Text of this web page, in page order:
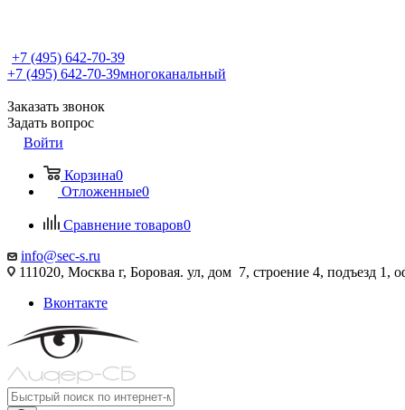
+7 (495) 642-70-39
+7 (495) 642-70-39многоканальный
Заказать звонок
Задать вопрос
Войти
Корзина0
Отложенные0
Сравнение товаров0
info@sec-s.ru
111020, Москва г, Боровая. ул, дом 7, строение 4, подъезд 1,
Вконтакте